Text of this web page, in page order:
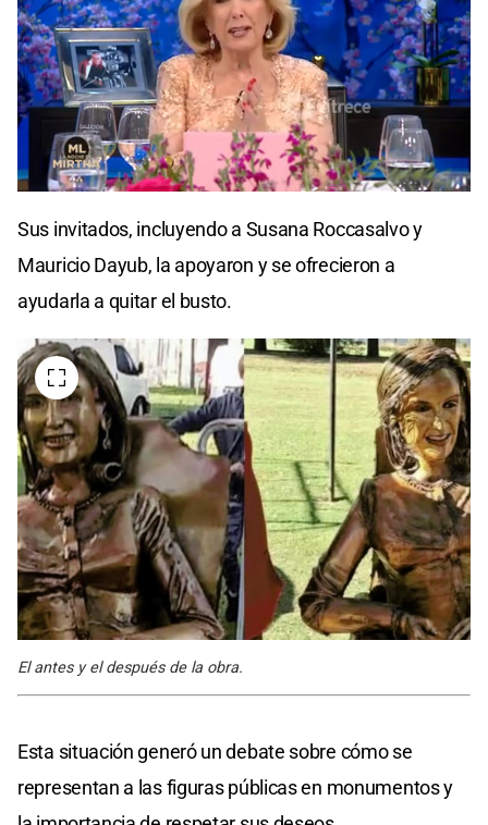
of
seconds
Sus invitados, incluyendo a Susana Roccasalvo y
Mauricio Dayub, la apoyaron y se ofrecieron a
ayudarla a quitar el busto.
El antes y el después de la obra.
Esta situación generó un debate sobre cómo se
representan a las figuras públicas en monumentos y